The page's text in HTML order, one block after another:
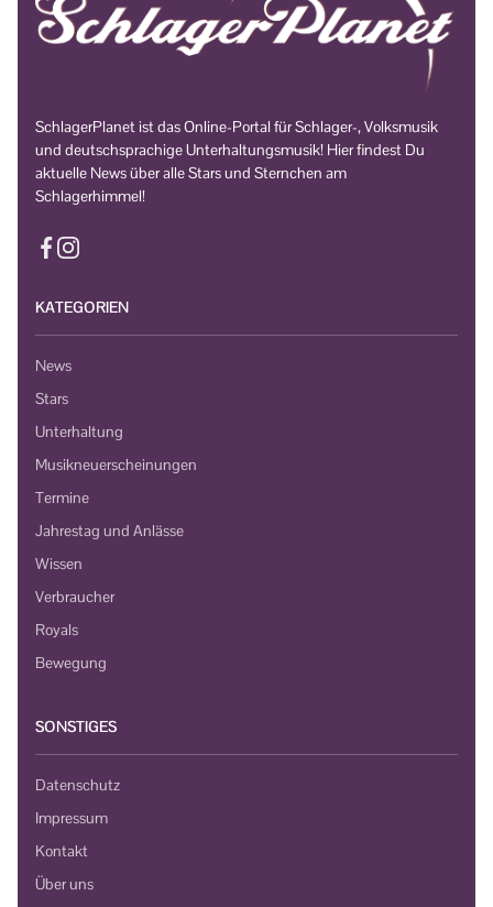
SchlagerPlanet ist das Online-Portal für Schlager-, Volksmusik
und deutschsprachige Unterhaltungsmusik! Hier findest Du
aktuelle News über alle Stars und Sternchen am
Schlagerhimmel!
KATEGORIEN
News
Stars
Unterhaltung
Musikneuerscheinungen
Termine
Jahrestag und Anlässe
Wissen
Verbraucher
Royals
Bewegung
SONSTIGES
Datenschutz
Impressum
Kontakt
Über uns